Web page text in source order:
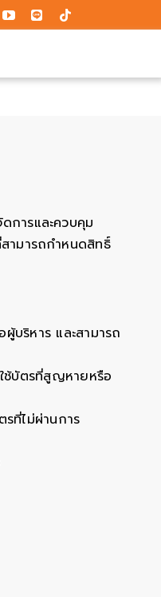
การและควบคุม
ามารถกำหนดสิทธิ์
บริหาร และสามารถ
ช้บัตรที่สูญหายหรือ
ที่ไม่ผ่านการ